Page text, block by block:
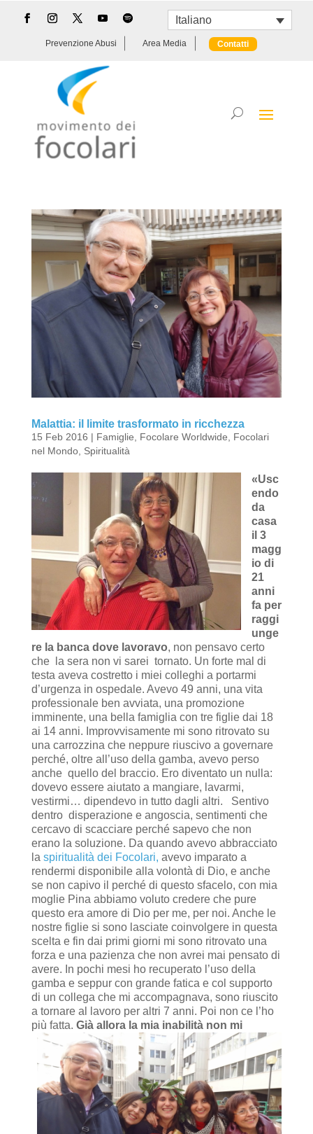
Italiano
Prevenzione Abusi Area Media Contatti
Malattia: il limite trasformato in ricchezza
15 Feb 2016 | Famiglie Focolare Worldwide
Focolari
nel Mondo, Spiritualità
«Usc
endo
da
casa
il 3
magg
io di
21
anni
fa per
raggi
unge
re la banca dove lavoravo, non pensavo certo
che la sera non vi sarei tornato. Un forte mal di
testa aveva costretto i miei colleghi a portarmi
d’urgenza in ospedale. Avevo 49 anni, una vita
professionale ben avviata, una promozione
imminente, una bella famiglia con tre figlie dai 18
ai 14 anni. Improvvisamente mi sono ritrovato su
una carrozzina che neppure riuscivo a governare
perché, oltre all’uso della gamba, avevo perso
anche quello del braccio. Ero diventato un nulla:
dovevo essere aiutato a mangiare, lavarmi,
vestirmi… dipendevo in tutto dagli altri. Sentivo
dentro disperazione e angoscia, sentimenti che
cercavo di scacciare perché sapevo che non
erano la soluzione. Da quando avevo abbracciato
la spiritualità dei Focolari, avevo imparato a
rendermi disponibile alla volontà di Dio, e anche
se non capivo il perché di questo sfacelo, con mia
moglie Pina abbiamo voluto credere che pure
questo era amore di Dio per me, per noi. Anche le
nostre figlie si sono lasciate coinvolgere in questa
scelta e fin dai primi giorni mi sono ritrovato una
forza e una pazienza che non avrei mai pensato di
avere. In pochi mesi ho recuperato l’uso della
gamba e seppur con grande fatica e col supporto
di un collega che mi accompagnava, sono riuscito
a tornare al lavoro per altri 7 anni. Poi non ce l’ho
più fatta. Già allora la mia inabilità non mi